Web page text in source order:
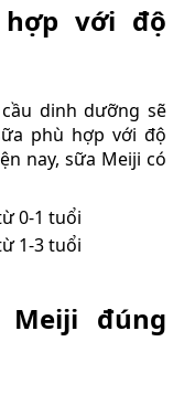
với độ
dinh dưỡng sẽ
phù hợp với độ
nay, sữa Meiji có
0-1 tuổi
1-3 tuổi
đúng